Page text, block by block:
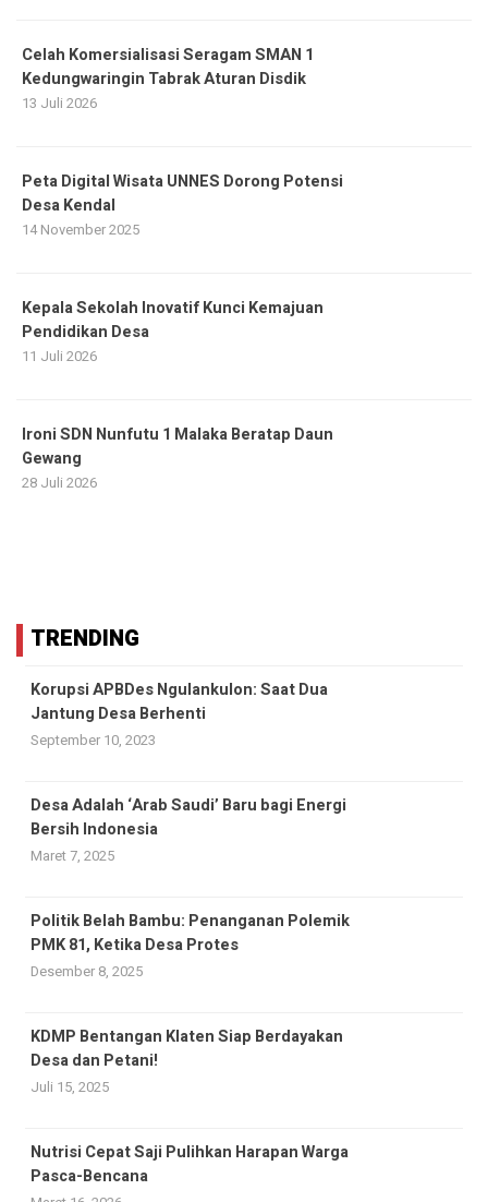
Celah Komersialisasi Seragam SMAN 1
Kedungwaringin Tabrak Aturan Disdik
13 Juli 2026
Peta Digital Wisata UNNES Dorong Potensi
Desa Kendal
14 November 2025
Kepala Sekolah Inovatif Kunci Kemajuan
Pendidikan Desa
11 Juli 2026
Ironi SDN Nunfutu 1 Malaka Beratap Daun
Gewang
28 Juli 2026
TRENDING
Korupsi APBDes Ngulankulon: Saat Dua
Jantung Desa Berhenti
September 10, 2023
Desa Adalah ‘Arab Saudi’ Baru bagi Energi
Bersih Indonesia
Maret 7, 2025
Politik Belah Bambu: Penanganan Polemik
PMK 81, Ketika Desa Protes
Desember 8, 2025
KDMP Bentangan Klaten Siap Berdayakan
Desa dan Petani!
Juli 15, 2025
Nutrisi Cepat Saji Pulihkan Harapan Warga
Pasca-Bencana